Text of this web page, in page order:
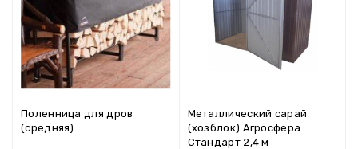
Поленница для дров
(средняя)
Металлический сарай
(хозблок) Агросфера
Стандарт 2,4 м